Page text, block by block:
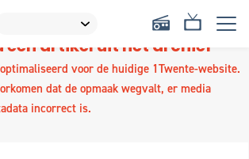
een artikel uit het archief
voor de huidige 1Twente-website.
dat de opmaak wegvalt, er media
incorrect is.